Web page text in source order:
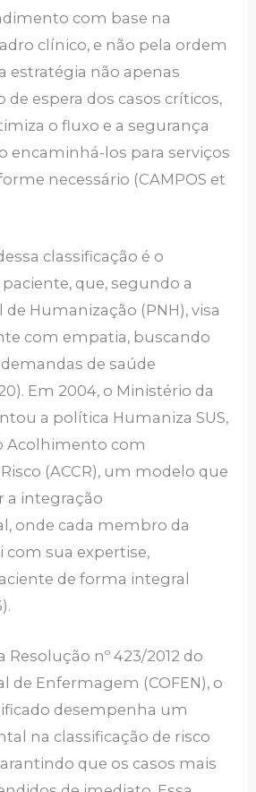
com base na
clínico, e não pela ordem
estratégia não apenas
espera dos casos críticos,
o fluxo e a segurança
encaminhá-los para serviços
necessário (CAMPOS et
classificação é o
que, segundo a
Humanização (PNH), visa
com empatia, buscando
de saúde
Em 2004, o Ministério da
a política Humaniza SUS,
Acolhimento com
(ACCR), um modelo que
a integração
onde cada membro da
sua expertise,
de forma integral
Resolução nº 423/2012 do
de Enfermagem (COFEN), o
desempenha um
na classificação de risco
que os casos mais